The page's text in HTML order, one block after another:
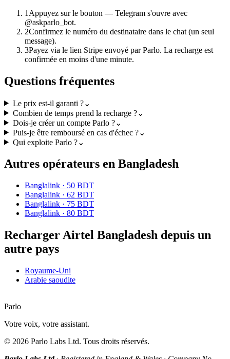
1 Appuyez sur le bouton — Telegram s'ouvre avec
@askparlo_bot.
2Confirmez le numéro du destinataire dans le chat (un seul
message).
3Payez via le lien Stripe envoyé par Parlo. La recharge est
confirmée en moins d'une minute.
Questions fréquentes
Le prix est-il garanti ?⌄
Combien de temps prend la recharge ?⌄
Dois-je créer un compte Parlo ?⌄
Puis-je être remboursé en cas d'échec ?⌄
Qui exploite Parlo ?⌄
Autres opérateurs en Bangladesh
Banglalink · 50 BDT
Banglalink · 62 BDT
Banglalink · 75 BDT
Banglalink · 80 BDT
Recharger Airtel Bangladesh depuis un
autre pays
Royaume-Uni
Arabie saoudite
Parlo
Votre voix, votre assistant.
© 2026 Parlo Labs Ltd. Tous droits réservés.